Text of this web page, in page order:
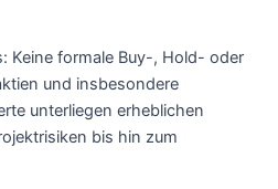
Keine formale Buy-, Hold- oder
und insbesondere
unterliegen erheblichen
bis hin zum